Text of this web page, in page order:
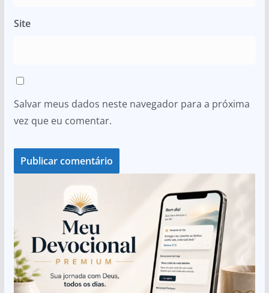
Site
Salvar meus dados neste navegador para a próxima
vez que eu comentar.